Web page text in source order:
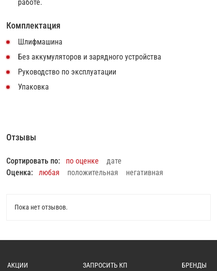
работе.
Комплектация
Шлифмашина
Без аккумуляторов и зарядного устройства
Руководство по эксплуатации
Упаковка
Отзывы
Сортировать по: по оценке
дате
Оценка:
любая положительная негативная
Пока нет отзывов.
АКЦИИ ЗАПРОСИТЬ КП БРЕНДЫ